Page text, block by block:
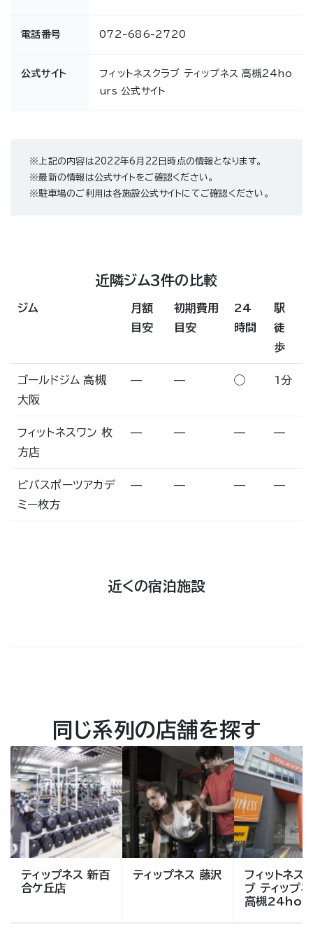
電話番号 072-686-2720
公式サイト
フィットネスクラブ ティップネス 高槻24ho
urs 公式サイト
※上記の内容は2022年6月22日時点の情報となります。
※最新の情報は公式サイトをご確認ください。
※駐車場のご利用は各施設公式サイトにてご確認ください。
近隣ジム3件の比較
ジム
月額
目安
初期費用
目安
24
時間
駅
徒
歩
ゴールドジム 高槻
大阪
— — ◯ 1分
フィットネスワン 枚
方店
— — — —
ビバスポーツアカデ
ミー枚方
— — — —
近くの宿泊施設
同じ系列の店舗を探す
ティップネス 新百
合ケ丘店
ティップネス 藤沢
フィットネス
ブ ティップ
高槻